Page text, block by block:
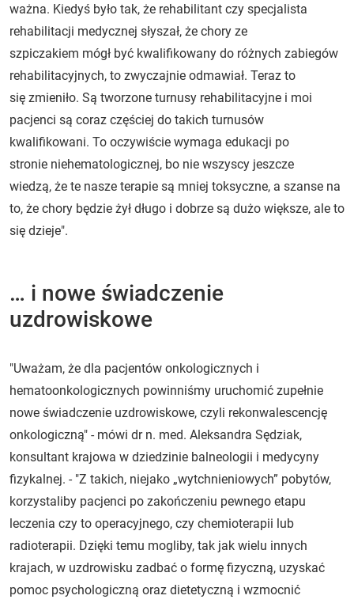
ważna. Kiedyś było tak, że rehabilitant czy specjalista
rehabilitacji medycznej słyszał, że chory ze
szpiczakiem mógł być kwalifikowany do różnych zabiegów
rehabilitacyjnych, to zwyczajnie odmawiał. Teraz to
się zmieniło. Są tworzone turnusy rehabilitacyjne i moi
pacjenci są coraz częściej do takich turnusów
kwalifikowani. To oczywiście wymaga edukacji po
stronie niehematologicznej, bo nie wszyscy jeszcze
wiedzą, że te nasze terapie są mniej toksyczne, a szanse na
to, że chory będzie żył długo i dobrze są dużo większe, ale to
się dzieje".
… i nowe świadczenie
uzdrowiskowe
"Uważam, że dla pacjentów onkologicznych i
hematoonkologicznych powinniśmy uruchomić zupełnie
nowe świadczenie uzdrowiskowe, czyli rekonwalescencję
onkologiczną" - mówi dr n. med. Aleksandra Sędziak,
konsultant krajowa w dziedzinie balneologii i medycyny
fizykalnej. - "Z takich, niejako „wytchnieniowych” pobytów,
korzystaliby pacjenci po zakończeniu pewnego etapu
leczenia czy to operacyjnego, czy chemioterapii lub
radioterapii. Dzięki temu mogliby, tak jak wielu innych
krajach, w uzdrowisku zadbać o formę fizyczną, uzyskać
pomoc psychologiczną oraz dietetyczną i wzmocnić